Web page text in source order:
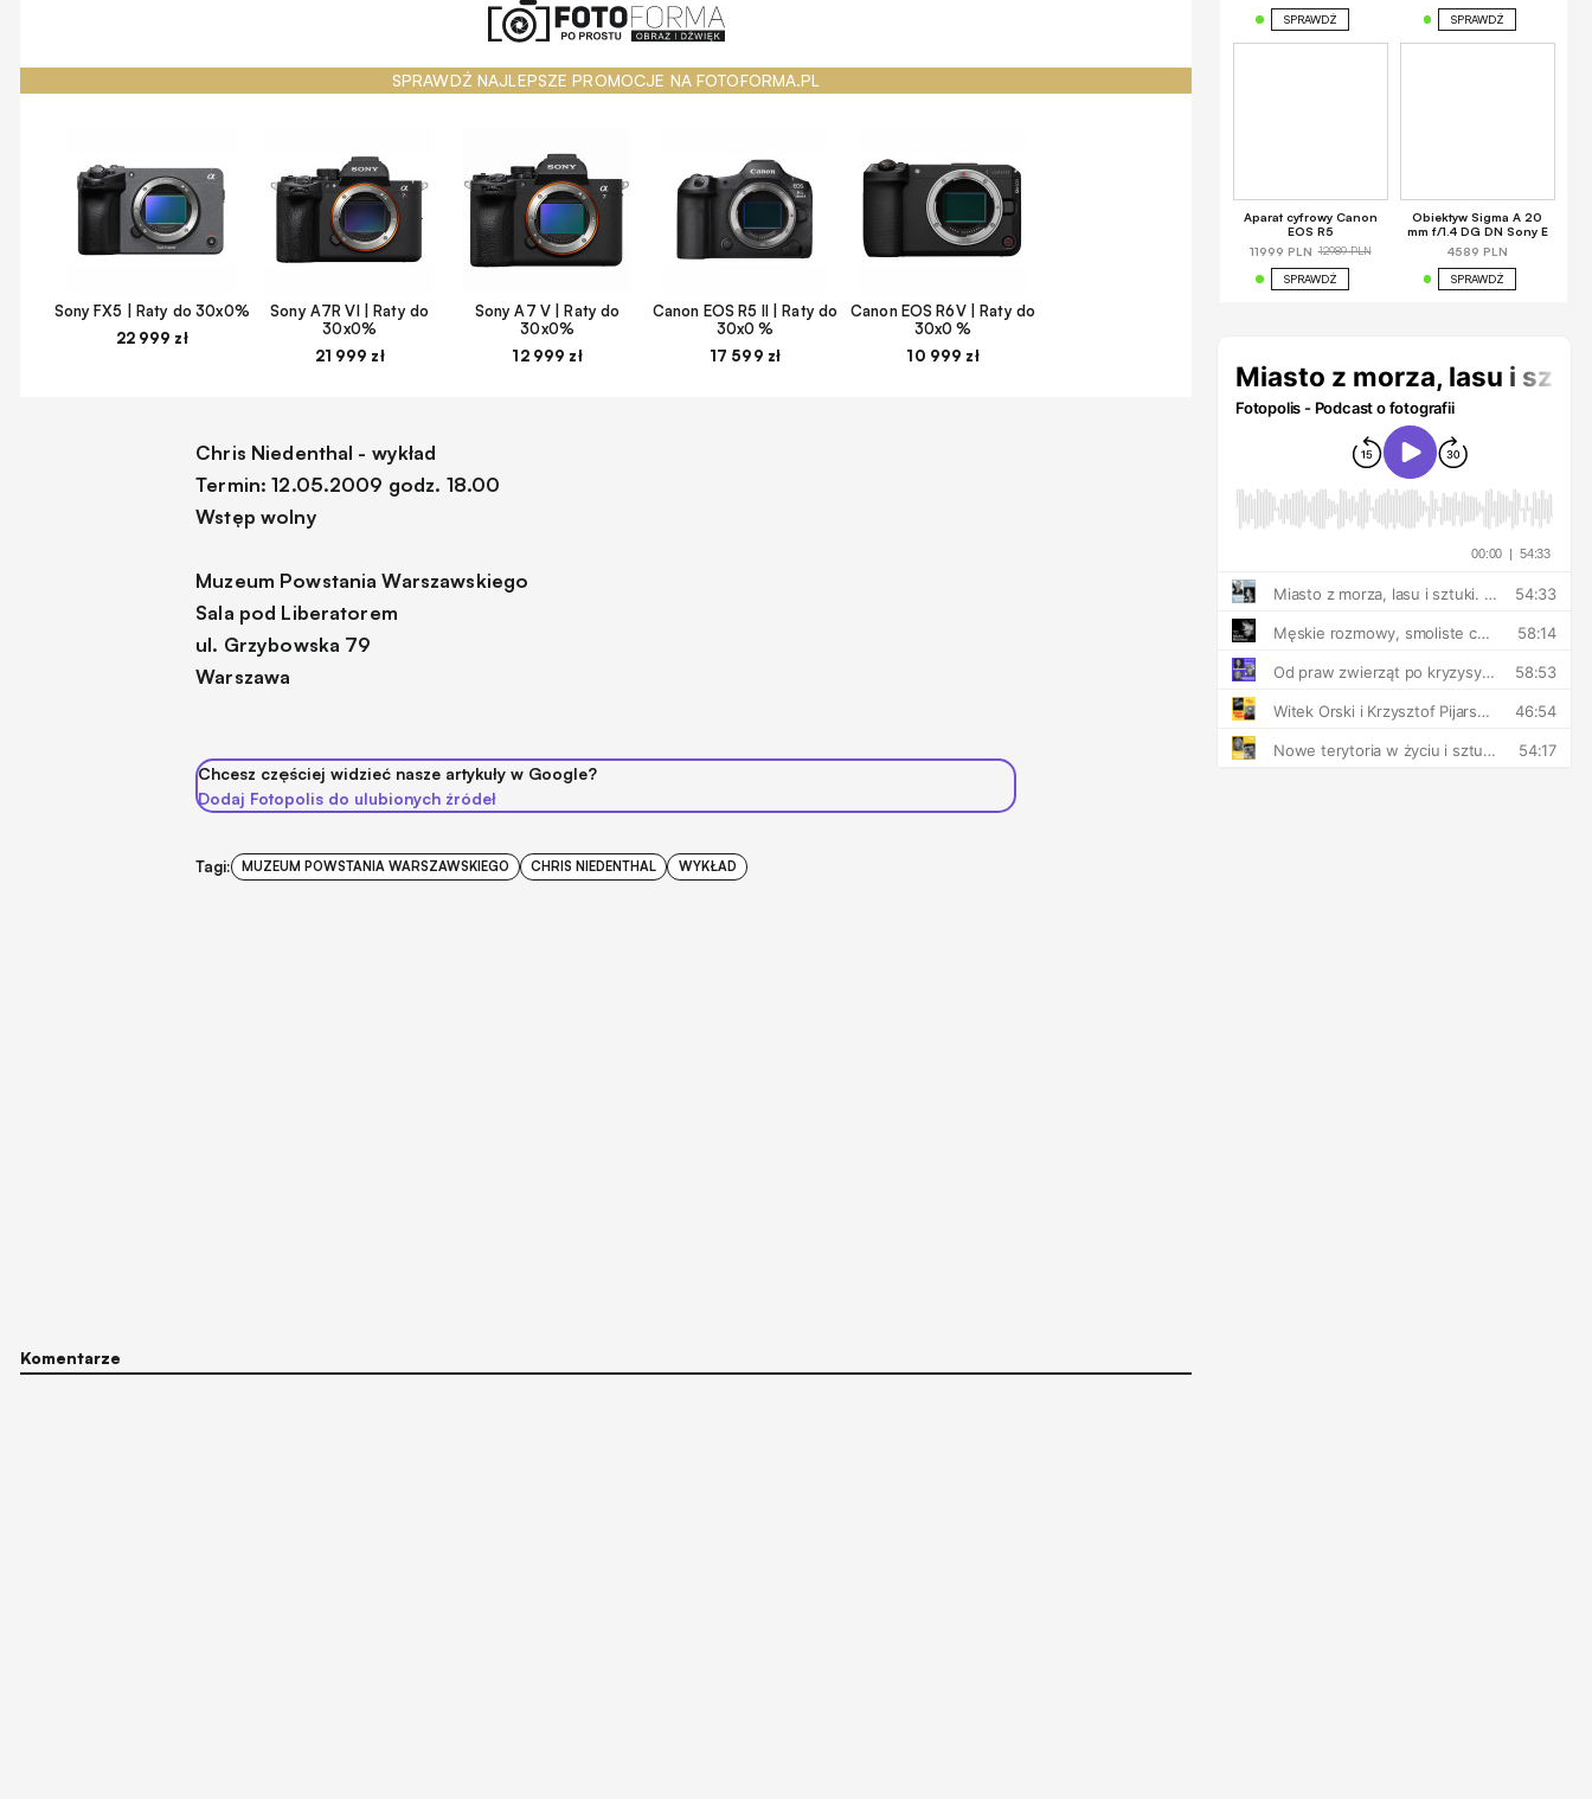
SPRAWDŹ NAJLEPSZE PROMOCJE NA FOTOFORMA.PL
Sony FX5 | Raty do 30x0%
22 999 zł
Sony A7R VI | Raty do
30x0%
21 999 zł
Sony A7 V | Raty do
30x0%
12 999 zł
Canon EOS R5 II | Raty do
30x0 %
17 599 zł
Canon EOS R6V | Raty do
30x0 %
10 999 zł
Chris Niedenthal - wykład
Termin: 12.05.2009 godz. 18.00
Wstęp wolny
Muzeum Powstania Warszawskiego
Sala pod Liberatorem
ul. Grzybowska 79
Warszawa
Chcesz częściej widzieć nasze artykuły w Google?
Dodaj Fotopolis do ulubionych źródeł
Tagi: MUZEUM POWSTANIA WARSZAWSKIEGO CHRIS NIEDENTHAL WYKŁAD
Komentarze
SPRAWDŹ SPRAWDŹ
Aparat cyfrowy Canon
EOS R5
11999 PLN 12989 PLN
SPRAWDŹ
Obiektyw Sigma A 20
mm f/1.4 DG DN Sony E
4589 PLN
SPRAWDŹ